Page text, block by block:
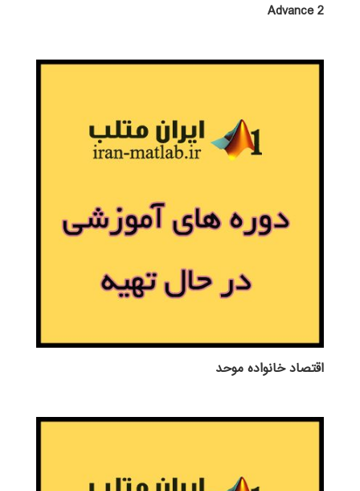
Advance 2
اقتصاد خانواده موحد